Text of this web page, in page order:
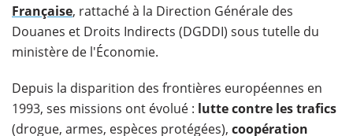
Française, rattaché à la Direction Générale des
Douanes et Droits Indirects (DGDDI) sous tutelle du
ministère de l'Économie.
Depuis la disparition des frontières européennes en
1993, ses missions ont évolué : lutte contre les trafics
(drogue, armes, espèces protégées), coopération